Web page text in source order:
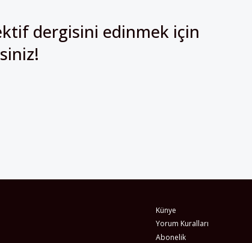
dergisini edinmek için
Künye
Yorum Kuralları
Abonelik